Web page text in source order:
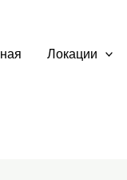
Локации